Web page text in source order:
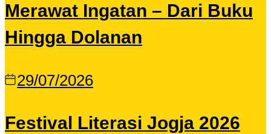
Merawat Ingatan – Dari Buku
Hingga Dolanan
29/07/2026
Festival Literasi Jogja 2026